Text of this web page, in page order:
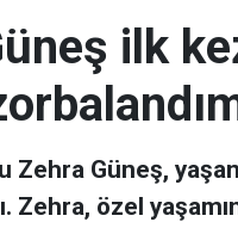
ilk
Zehra Güneş,
Zehra, özel